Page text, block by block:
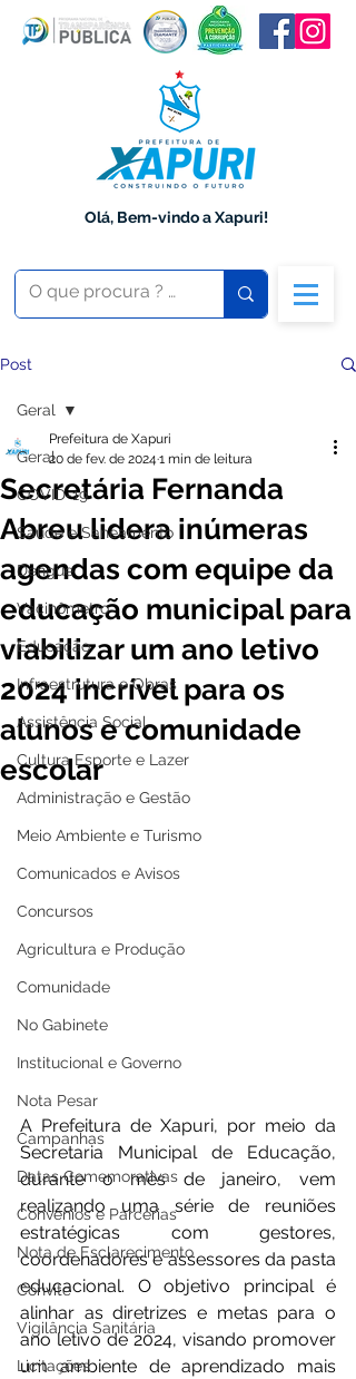
Olá, Bem-vindo a Xapuri!
Post
Geral
COVID-19
Saúde e Saneamento
Dengue
Vacinômetro
Educação
Infraestrutura e Obras
Assistência Social
Cultura Esporte e Lazer
Administração e Gestão
Meio Ambiente e Turismo
Comunicados e Avisos
Concursos
Agricultura e Produção
Comunidade
No Gabinete
Institucional e Governo
Nota Pesar
Campanhas
Datas Comemorativas
Convênios e Parcerias
Nota de Esclarecimento
Convite
Vigilância Sanitária
Licitações
Geral
Secretária Fernanda
Abreu lidera inúmeras
agendas com equipe da
educação municipal para
viabilizar um ano letivo
2024 incrível para os
alunos e comunidade
escolar
Prefeitura de Xapuri
20 de fev. de 2024 1 min de leitura
A Prefeitura de Xapuri, por meio da
Secretaria Municipal de Educação,
durante o mês de janeiro, vem
realizando uma série de reuniões
estratégicas com gestores,
coordenadores e assessores da pasta
educacional. O objetivo principal é
alinhar as diretrizes e metas para o
ano letivo de 2024, visando promover
um ambiente de aprendizado mais